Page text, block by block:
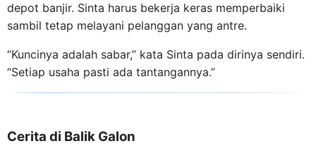
depot banjir. Sinta harus bekerja keras memperbaiki
sambil tetap melayani pelanggan yang antre.
“Kuncinya adalah sabar,” kata Sinta pada dirinya sendiri.
“Setiap usaha pasti ada tantangannya.”
Cerita di Balik Galon